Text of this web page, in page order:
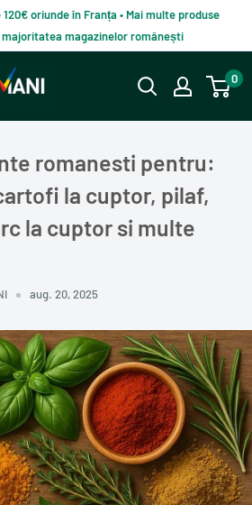
oriunde în Franța • Mai multe produse
magazinelor românești
0
romanesti pentru:
la cuptor, pilaf,
la cuptor si multe
aug. 20, 2025